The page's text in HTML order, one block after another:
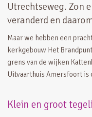
Utrechtseweg. Zon
veranderd en
Maar we hebben een
kerkgebouw Het
grens van de wijken
Uitvaarthuis Amersfoort is
Klein en groot